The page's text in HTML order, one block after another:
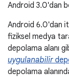
Android 3.0'dan
Android 6.0'dan
fiziksel medya
depolama alanı
uygulanabilir
depolama